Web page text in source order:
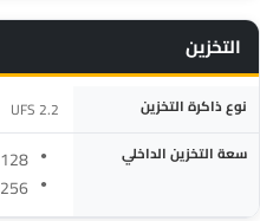
التخزين
المواصفةالتفاصيل
نوع ذاكرة التخزين UFS 2.2
سعة التخزين الداخلي
128 جيجابايت مع 8 جيجابايت رام.
256 جيجابايت مع 8 جيجابايت رام.